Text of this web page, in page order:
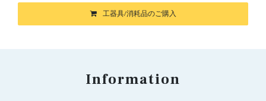
工器具/消耗品のご購入
Information